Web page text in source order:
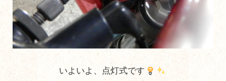
いよいよ、点灯式です